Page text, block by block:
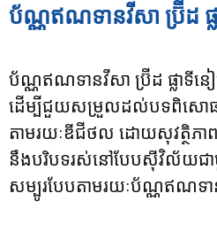
ប័ណ្ណឥណទានវីសា ប្រ៊ីដ ផ្
ប័ណ្ណឥណទានវីសា ប្រ៊ីដ ផ្លាទីនៀ
ដើម្បីជួយសម្រួលដល់បទពិសោធន៍
តាមរយៈឌីជីថល ដោយសុវត្ថិភា
នឹងបរិបទរស់នៅបែបស៊ីវិល័យជ
សម្បូរបែបតាមរយៈប័ណ្ណឥណទ